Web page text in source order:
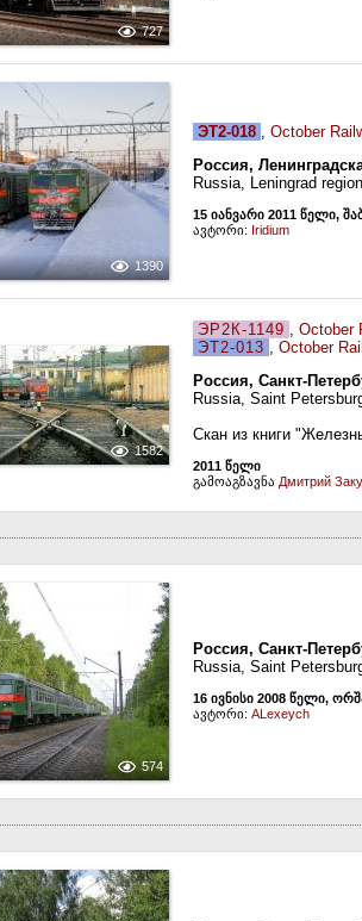
727
1390
ЭТ2-018 , October
Россия,
Russia, Leningrad
15 იანვარი 2011 წელი,
ავტორი: Iridium
1582
ЭР2К-1149 , October
ЭТ2-013 , October
Россия, Санкт-
Russia, Saint
Скан из книги
2011 წელი
გამოაგზავნა Дмитрий
574
Россия, Санкт-
Russia, Saint
16 ივნისი 2008 წელი,
ავტორი: ALexeych